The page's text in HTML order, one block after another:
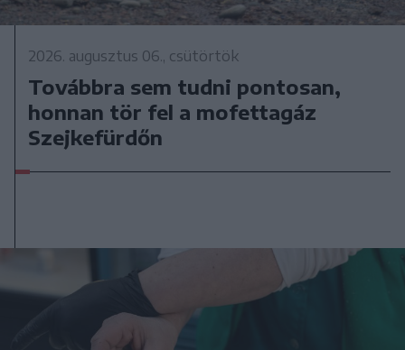
2026. augusztus 06., csütörtök
Továbbra sem tudni pontosan,
honnan tör fel a mofettagáz
Szejkefürdőn